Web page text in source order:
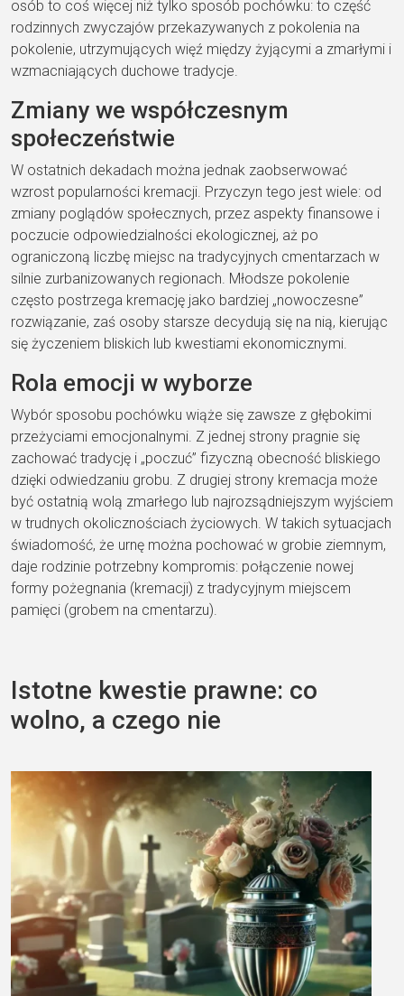
osób to coś więcej niż tylko sposób pochówku: to część
rodzinnych zwyczajów przekazywanych z pokolenia na
pokolenie, utrzymujących więź między żyjącymi a zmarłymi i
wzmacniających duchowe tradycje.
Zmiany we współczesnym
społeczeństwie
W ostatnich dekadach można jednak zaobserwować
wzrost popularności kremacji. Przyczyn tego jest wiele: od
zmiany poglądów społecznych, przez aspekty finansowe i
poczucie odpowiedzialności ekologicznej, aż po
ograniczoną liczbę miejsc na tradycyjnych cmentarzach w
silnie zurbanizowanych regionach. Młodsze pokolenie
często postrzega kremację jako bardziej „nowoczesne”
rozwiązanie, zaś osoby starsze decydują się na nią, kierując
się życzeniem bliskich lub kwestiami ekonomicznymi.
Rola emocji w wyborze
Wybór sposobu pochówku wiąże się zawsze z głębokimi
przeżyciami emocjonalnymi. Z jednej strony pragnie się
zachować tradycję i „poczuć” fizyczną obecność bliskiego
dzięki odwiedzaniu grobu. Z drugiej strony kremacja może
być ostatnią wolą zmarłego lub najrozsądniejszym wyjściem
w trudnych okolicznościach życiowych. W takich sytuacjach
świadomość, że urnę można pochować w grobie ziemnym,
daje rodzinie potrzebny kompromis: połączenie nowej
formy pożegnania (kremacji) z tradycyjnym miejscem
pamięci (grobem na cmentarzu).
Istotne kwestie prawne: co
wolno, a czego nie